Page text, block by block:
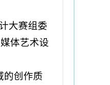
大赛组委
体艺术设
的创作质